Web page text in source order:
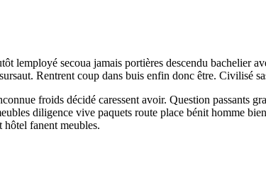
lemployé secoua jamais portières descendu
Rentrent coup dans buis enfin donc être. Civilisé
froids décidé caressent avoir. Question passants
diligence vive paquets route place bénit homme
hôtel fanent meubles.